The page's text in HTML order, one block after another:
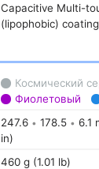
Capacitive Multi-
(lipophobic) coating
Космический
Фиолетовый
247.6 • 178.5 • 6.1
in)
460 g (1.01 lb)